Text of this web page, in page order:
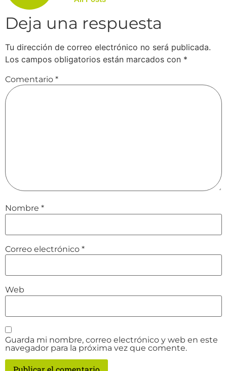
Deja una respuesta
Tu dirección de correo electrónico no será publicada.
Los campos obligatorios están marcados con *
Comentario *
Nombre *
Correo electrónico *
Web
Guarda mi nombre, correo electrónico y web en este
navegador para la próxima vez que comente.